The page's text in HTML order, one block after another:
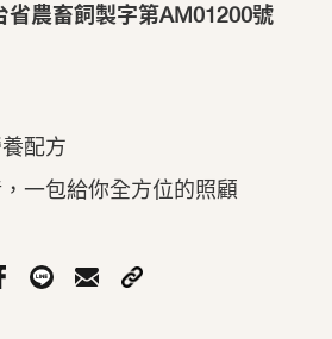
省農畜飼製字第AM01200號
配方
一包給你全方位的照顧